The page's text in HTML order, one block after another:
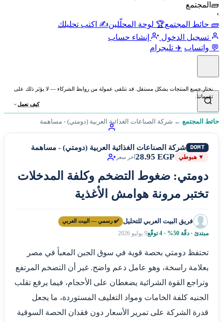
🧱 المجتمع
›
🧱 حائط المجتمع🏆 لوحة المحلّلين✍️ اكتب تحليلك
تسجيل الدخول
إنشاء حساب
💬 واتساب ✈️ تليجرام
نختار جميع المنتجات بشكل مستقل. قد نتلقى عمولة من روابط الشركاء — لا يؤثر ذلك على
تقييماتنا.
كيف نعمل
حائط المجتمع ← شركة الصناعات الغذائية العربية (دومتي) - مساهمة
DOMT شركة الصناعات الغذائية العربية (دومتي) - مساهمة
▼ هبوطي 28.95 EGPآخر سعر
دومتي: ضغوط التضخم وكلفة المدخلات
تختبر مرونة هوامش الأغذية
فريق البيت العربي للتحليل ✔️ رسمي — البيت العربي
مبتدئ · دقّة 50% · 4 توقّع 9 يوليو 2026
تحتفظ دومتي بحصة قوية في سوق الجبن المعبأ في مصر
بعلامة راسخة، وهو عامل دعم واضح. غير أن التضخم المرتفع
وتراجع القوة الشرائية يضغطان على الأحجام، فيما يرفع تقلب
الجنيه كلفة الخامات ومواد التغليف المستوردة، ما يجعل
قدرة الشركة على تمرير الأسعار دون فقدان الحصة السوقية